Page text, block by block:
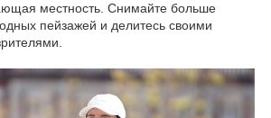
местность. Снимайте больше
пейзажей и делитесь своими